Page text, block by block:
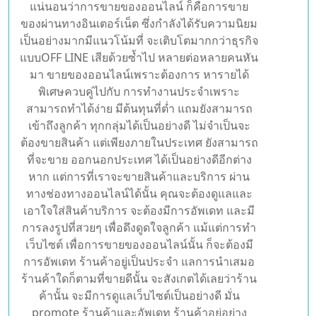
18, Mar 2021
อยากขายของออนไลน์ให้ได้ ต้อง
รู้จักอัพเดทเว็บไซต์ อยู่ตลอดเวลา
แน่นอนว่าการขายของออนไลน์ ก็คือการขาย
ของผ่านทางอินเตอร์เน็ต ซึ่งกำลังได้รับความนิยม
เป็นอย่างมากมีแนวโน้มที่ จะเติบโตมากกว่าธุรกิจ
แบบOFF LINE เสียด้วยซ้ำไป หลายต่อหลายคนหัน
มา ขายของออนไลน์เพราะต้องการ หารายได้
พิเศษควบคู่ไปกับ การทำงานประจำเพราะ
สามารถทำได้ง่าย มีต้นทุนที่ต่ำ แถมยังสามารถ
เข้าถึงลูกค้า ทุกกลุ่มได้เป็นอย่างดี ไม่จำเป็นจะ
ต้องขายสินค้า แต่เพียงภายในประเทศ ยังสามารถ
ที่จะขาย ออกนอกประเทศ ได้เป็นอย่างดีอีกต่าง
หาก แต่การที่เราจะขายสินค้าและบริการ ผ่าน
ทางช่องทางออนไลน์ได้นั้น คุณจะต้องดูแลและ